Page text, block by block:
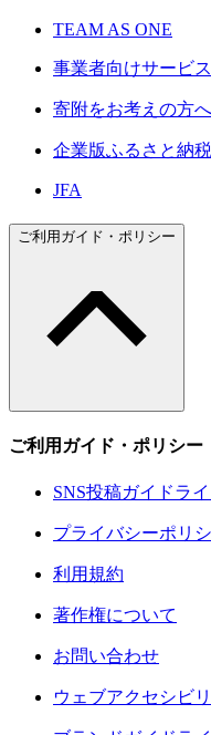
TEAM AS ONE
事業者向けサービス
寄附をお考えの方へ
企業版ふるさと納税
JFA
ご利用ガイド・ポリシー
ご利用ガイド・ポリシー
SNS投稿ガイドラ
プライバシーポリ
利用規約
著作権について
お問い合わせ
ウェブアクセシビ